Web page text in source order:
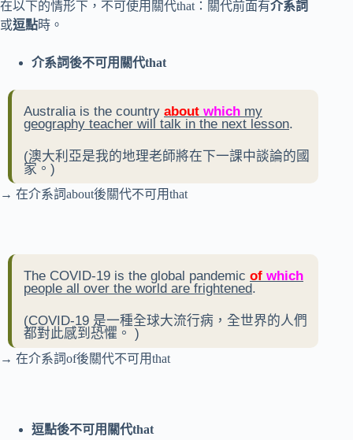
在以下的情形下，不可使用關代that：關代前面有介系詞
或逗點時。
介系詞後不可用關代that
Australia is the country about which my
geography teacher will talk in the next lesson.
(澳大利亞是我的地理老師將在下一課中談論的國
家。)
→ 在介系詞about後關代不可用that
The COVID-19 is the global pandemic of which
people all over the world are frightened.
(COVID-19 是一種全球大流行病，全世界的人們
都對此感到恐懼。 )
→ 在介系詞of後關代不可用that
逗點後不可用關代that